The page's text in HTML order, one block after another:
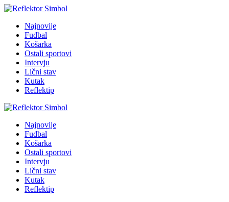
Najnovije
Fudbal
Košarka
Ostali sportovi
Intervju
Lični stav
Kutak
Reflektip
Najnovije
Fudbal
Košarka
Ostali sportovi
Intervju
Lični stav
Kutak
Reflektip